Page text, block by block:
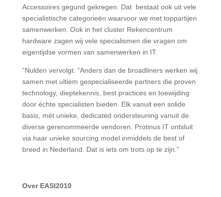
Accessoires gegund gekregen. Dat bestaat ook uit vele
specialistische categorieën waarvoor we met toppartijen
samenwerken. Ook in het cluster Rekencentrum
hardware zagen wij vele specialismen die vragen om
eigentijdse vormen van samenwerken in IT.
”Nulden vervolgt: “Anders dan de broadliners werken wij
samen met ultiem gespecialiseerde partners die proven
technology, dieptekennis, best practices en toewijding
door échte specialisten bieden. Elk vanuit een solide
basis, mét unieke, dedicated ondersteuning vanuit de
diverse gerenommeerde vendoren. Protinus IT ontsluit
via haar unieke sourcing model inmiddels de best of
breed in Nederland. Dat is iets om trots op te zijn.”
Over EASI2010